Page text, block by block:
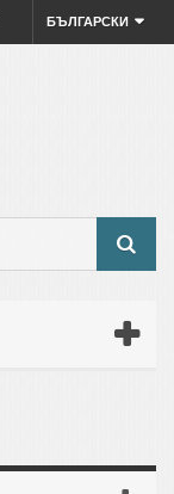
БЪЛГАРСКИ